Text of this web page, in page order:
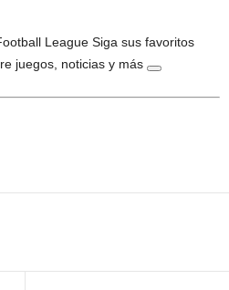
League Siga sus favoritos
juegos, noticias y más